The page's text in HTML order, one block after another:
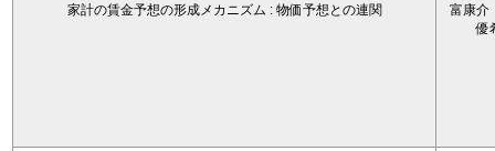
家計の賃金予想の形成メカニズム : 物価予想との連関
富康介
優